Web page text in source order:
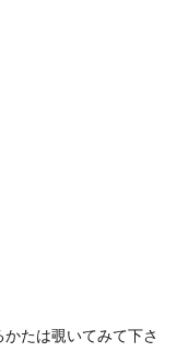
たは覗いてみて下さ